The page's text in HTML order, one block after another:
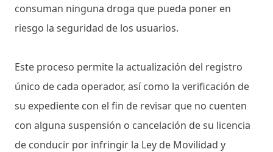
consuman ninguna droga que pueda poner en
riesgo la seguridad de los usuarios.
Este proceso permite la actualización del registro
único de cada operador, así como la verificación de
su expediente con el fin de revisar que no cuenten
con alguna suspensión o cancelación de su licencia
de conducir por infringir la Ley de Movilidad y